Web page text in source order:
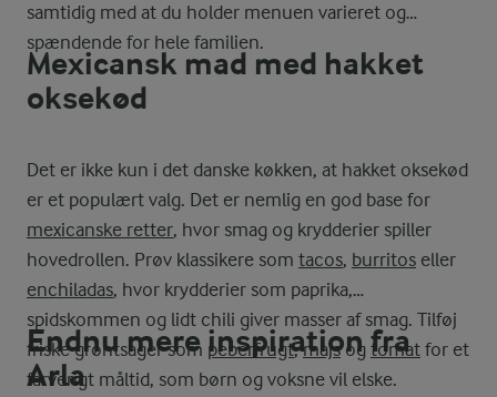
samtidig med at du holder menuen varieret og
spændende for hele familien.
Mexicansk mad med hakket
oksekød
Det er ikke kun i det danske køkken, at hakket oksekød
er et populært valg. Det er nemlig en god base for
mexicanske retter, hvor smag og krydderier spiller
hovedrollen. Prøv klassikere som tacos, burritos eller
enchiladas, hvor krydderier som paprika,
spidskommen og lidt chili giver masser af smag. Tilføj
friske grøntsager som peberfrugt,majsog tomat for et
farverigt måltid, som børn og voksne vil elske.
Endnu mere inspiration fra
Arla